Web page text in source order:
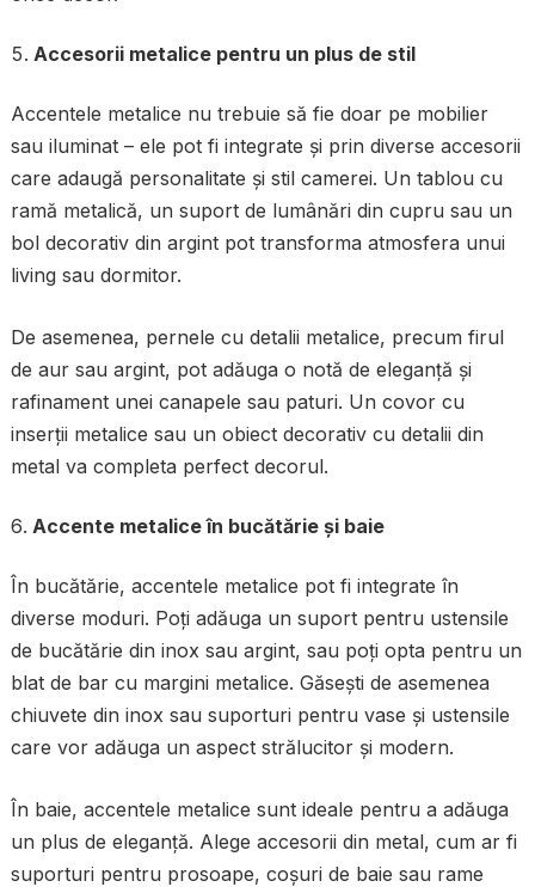
Accesorii metalice pentru un plus de stil
Accentele metalice nu trebuie să fie doar pe mobilier
sau iluminat – ele pot fi integrate și prin diverse accesorii
care adaugă personalitate și stil camerei. Un tablou cu
ramă metalică, un suport de lumânări din cupru sau un
bol decorativ din argint pot transforma atmosfera unui
living sau dormitor.
De asemenea, pernele cu detalii metalice, precum firul
de aur sau argint, pot adăuga o notă de eleganță și
rafinament unei canapele sau paturi. Un covor cu
inserții metalice sau un obiect decorativ cu detalii din
metal va completa perfect decorul.
Accente metalice în bucătărie și baie
În bucătărie, accentele metalice pot fi integrate în
diverse moduri. Poți adăuga un suport pentru ustensile
de bucătărie din inox sau argint, sau poți opta pentru un
blat de bar cu margini metalice. Găsești de asemenea
chiuvete din inox sau suporturi pentru vase și ustensile
care vor adăuga un aspect strălucitor și modern.
În baie, accentele metalice sunt ideale pentru a adăuga
un plus de eleganță. Alege accesorii din metal, cum ar fi
suporturi pentru prosoape, coșuri de baie sau rame